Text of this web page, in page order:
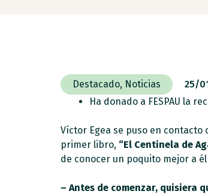
Destacado, Noticias
25/
Ha donado a FESPAU la
Víctor Egea se puso en
primer libro, “El Centinela de
de conocer un poquito mejor a
– Antes de comenzar, quisiera